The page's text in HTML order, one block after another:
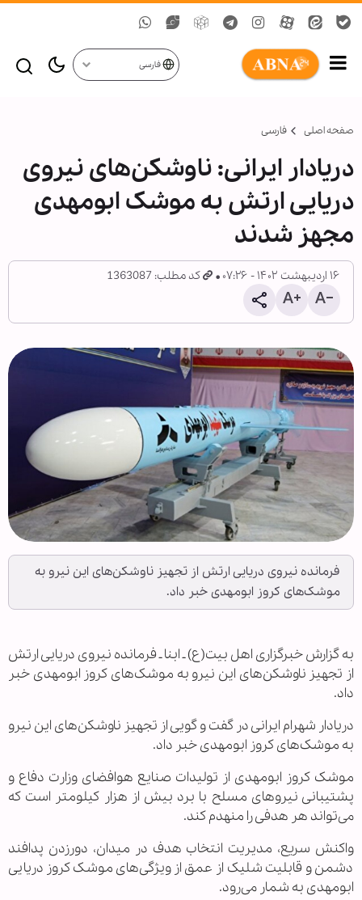
فارسی
صفحه اصلی فارسی
دریادار ایرانی: ناوشکن‌های نیروی
دریایی ارتش به موشک‌ ابومهدی
مجهز شدند
۱۶ اردیبهشت ۱۴۰۲ - ۰۷:۲۶ کد مطلب: 1363087
فرمانده نیروی دریایی ارتش از تجهیز ناوشکن‌های این نیرو به
موشک‌های کروز ابومهدی خبر داد.
به گزارش خبرگزاری اهل بیت(ع) ـ ابنا ـ فرمانده نیروی دریایی ارتش
از تجهیز ناوشکن‌های این نیرو به موشک‌های کروز ابومهدی خبر
داد.
دریادار شهرام ایرانی در گفت و گویی از تجهیز ناوشکن‌های این نیرو
به موشک‌های کروز ابومهدی خبر داد.
موشک کروز ابومهدی از تولیدات صنایع هوافضای وزارت دفاع و
پشتیبانی نیروهای مسلح با برد بیش از هزار کیلومتر است که
می‌تواند هر هدفی را منهدم کند.
واکنش سریع، مدیریت انتخاب هدف در میدان، دورزدن پدافند
دشمن و قابلیت شلیک از عمق از ویژگی‌های موشک کروز دریایی
ابومهدی به شمار می‌رود.